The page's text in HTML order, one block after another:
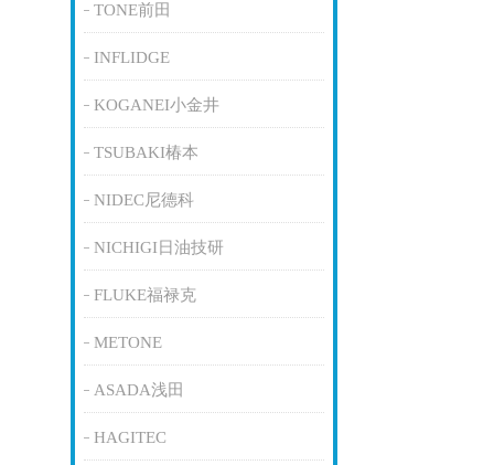
TONE前田
INFLIDGE
KOGANEI小金井
TSUBAKI椿本
NIDEC尼德科
NICHIGI日油技研
FLUKE福禄克
METONE
ASADA浅田
HAGITEC